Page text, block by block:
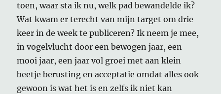
toen, waar sta ik nu, welk pad bewandelde ik?
Wat kwam er terecht van mijn target om drie
keer in de week te publiceren? Ik neem je mee,
in vogelvlucht door een bewogen jaar, een
mooi jaar, een jaar vol groei met aan klein
beetje berusting en acceptatie omdat alles ook
gewoon is wat het is en zelfs ik niet kan